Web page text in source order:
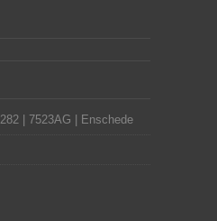
| 7523AG | Enschede